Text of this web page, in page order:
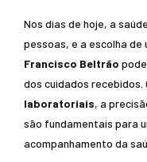
Nos dias de hoje, a
pessoas, e a escolha de
Francisco Beltrão
dos cuidados
laboratoriais, a
são fundamentais para
acompanhamento da